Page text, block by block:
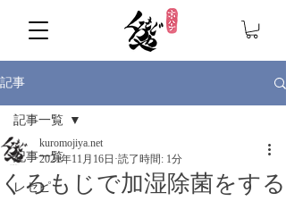
記事
記事一覧
レセピ
記事一覧
くろもじで加湿除菌をする
kuromojiya.net
2021年11月16日 読了時間: 1分